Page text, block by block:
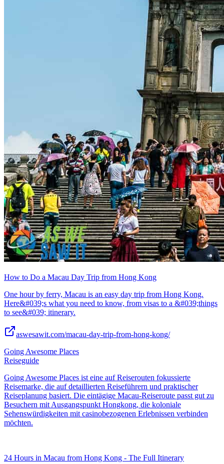
How to Do a Macau Day Trip from Hong Kong
One hour by ferry, Macau is an easy day trip from Hong Kong.
Here&#039;s what you need to know, from visas to a &#039;things
to see&#039; itinerary.
aswesawit.com/macau-day-trip-from-hong-kong/
Going Awesome Places
Reiseguide
Going Awesome Places ist eine auf Reiserouten fokussierte
Reisemarke, die auf detaillierten Reiseführern und praktischer
Reiseplanung basiert. Die eintägige Macau-Reiseroute passt gut zu
Besuchern mit Ausgangspunkt Hongkong, die koloniale
Sehenswürdigkeiten mit casinobezogenen Erlebnissen verbinden
möchten.
24 Hours in Macau from Hong Kong - The Full Itinerary